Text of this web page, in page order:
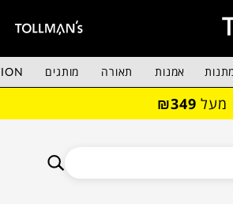
אמנות תאורה מותגים
מעל ₪349